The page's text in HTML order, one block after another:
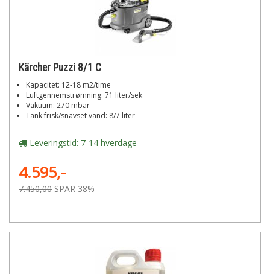
Kärcher Puzzi 8/1 C
Kapacitet: 12-18 m2/time
Luftgennemstrømning: 71 liter/sek
Vakuum: 270 mbar
Tank frisk/snavset vand: 8/7 liter
Leveringstid: 7-14 hverdage
4.595,-
7.450,00 SPAR 38%